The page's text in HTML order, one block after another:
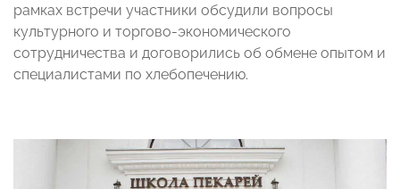
рамках встречи участники обсудили вопросы
культурного и торгово-экономического
сотрудничества и договорились об обмене опытом и
специалистами по хлебопечению.